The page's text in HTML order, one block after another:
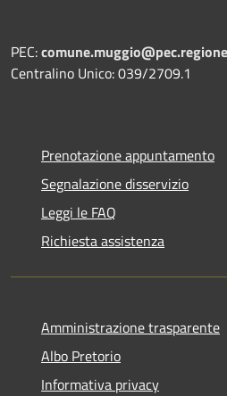
PEC:
Centralino Unico: 039/2709.1
Prenotazione appuntamento
Segnalazione disservizio
Leggi le FAQ
Richiesta assistenza
Amministrazione trasparente
Albo Pretorio
Informativa privacy